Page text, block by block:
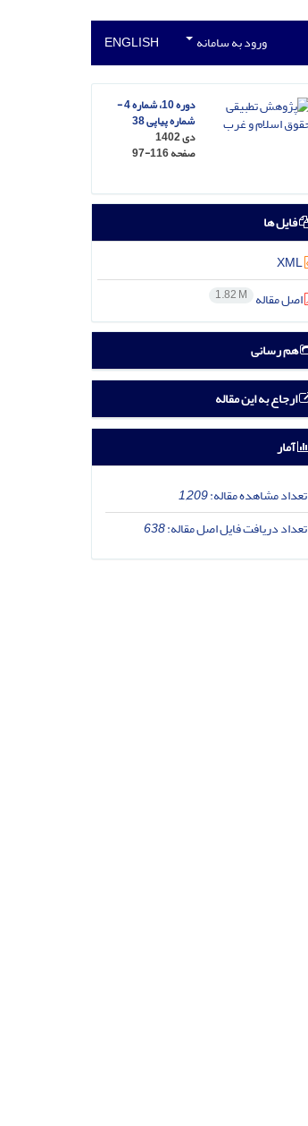
ورود به سامانه ENGLISH
دوره 10، شماره 4 -
شماره پیاپی 38
دی 1402
صفحه97-116
فایل ها
XML
اصل مقاله 1.82 M
هم رسانی
ارجاع به این مقاله
آمار
تعداد مشاهده مقاله:1,209
تعداد دریافت فایل اصل مقاله:638